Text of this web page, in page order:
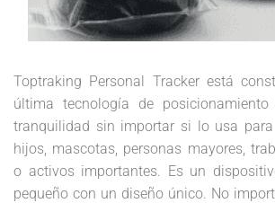
Toptraking Personal Tracker está
última tecnología de
tranquilidad sin importar si lo usa
hijos, mascotas, personas mayores,
o activos importantes. Es un
pequeño con un diseño único. No